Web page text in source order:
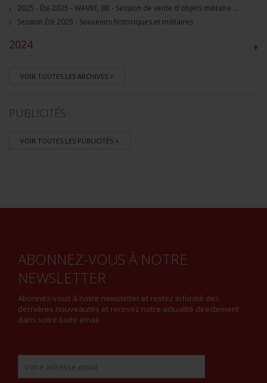
2025 - Été 2025 - WAVRE, BE - Session de vente d'objets militaire et souvenirs historiques
Session Été 2025 - Souvenirs historiques et militaires
+
2024
VOIR TOUTES LES ARCHIVES >
PUBLICITÉS
VOIR TOUTES LES PUBLICITÉS >
ABONNEZ-VOUS À NOTRE
NEWSLETTER
Abonnez-vous à notre newsletter et restez informé des
dernières nouveautés et recevez notre actualité directement
dans votre boite email.